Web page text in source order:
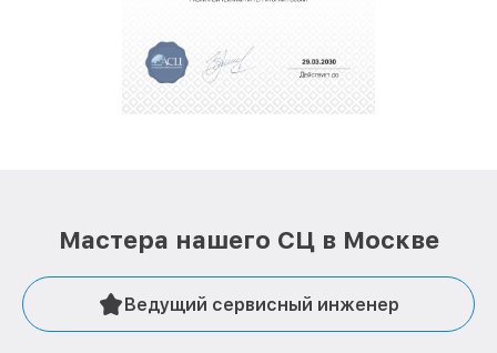
репутацию. Мы постоянно совершенствуемся и
стараемся каждый день делать наш сервис еще
Мастера нашего СЦ в Москве
Ведущий сервисный инженер